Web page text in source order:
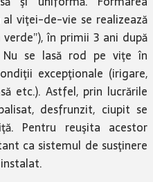
viţei-de-vie se realizează
în primii 3 ani după
se lasă rod pe viţe în
excepţionale (irigare,
etc.). Astfel, prin lucrările
desfrunzit, ciupit se
Pentru reuşita acestor
ca sistemul de susţinere